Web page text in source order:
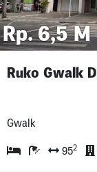
Rp. 6,5 M
Ruko Gwalk
Gwalk
952